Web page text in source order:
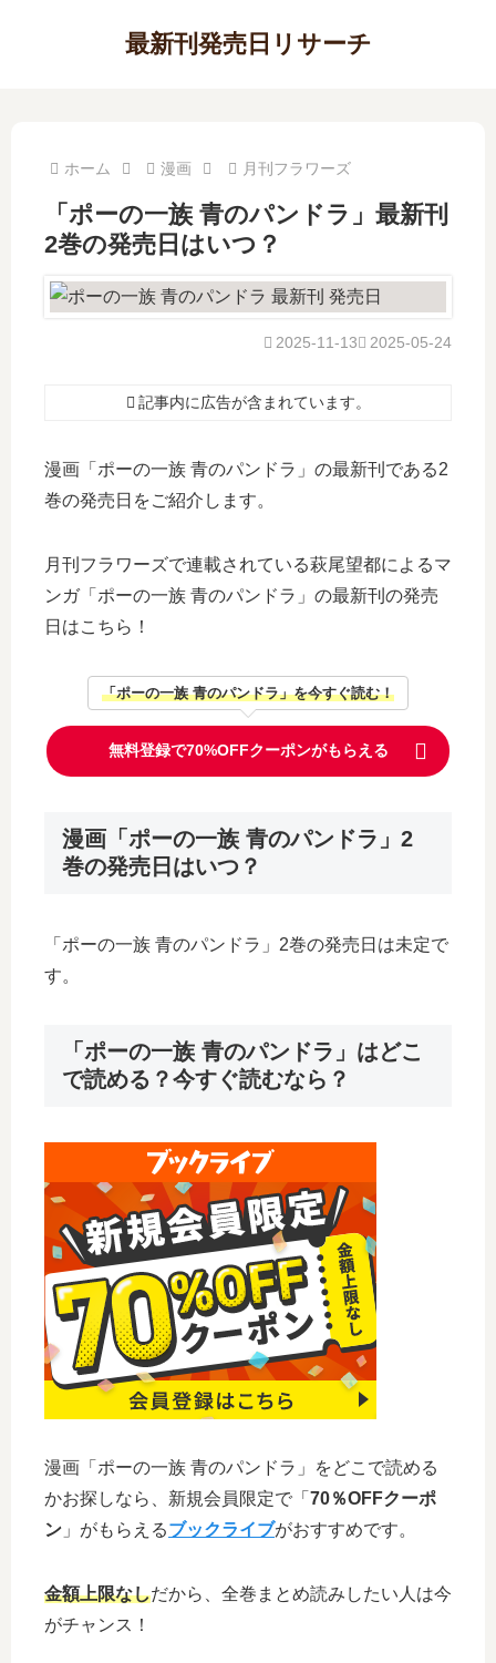
最新刊発売日リサーチ
ホーム 漫画 月刊フラワーズ
「ポーの一族 青のパンドラ」最新刊
2巻の発売日はいつ？
2025-05-24
2025-11-13
記事内に広告が含まれています。
漫画「ポーの一族 青のパンドラ」の最新刊である2
巻の発売日をご紹介します。
月刊フラワーズで連載されている萩尾望都によるマ
ンガ「ポーの一族 青のパンドラ」の最新刊の発売
日はこちら！
「ポーの一族 青のパンドラ」を今すぐ読む！
無料登録で70%OFFクーポンがもらえる
漫画「ポーの一族 青のパンドラ」2
巻の発売日はいつ？
「ポーの一族 青のパンドラ」2巻の発売日は未定で
す。
「ポーの一族 青のパンドラ」はどこ
で読める？今すぐ読むなら？
漫画「ポーの一族 青のパンドラ」をどこで読める
かお探しなら、新規会員限定で「 70％OFFクーポ
ン 」がもらえるブックライブがおすすめです。
金額上限なしだから、全巻まとめ読みしたい人は今
がチャンス！